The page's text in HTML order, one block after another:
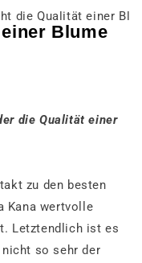
die Qualität einer
Blume
die Qualität einer
zu den besten
Kana wertvolle
Letztendlich ist es
nicht so sehr der